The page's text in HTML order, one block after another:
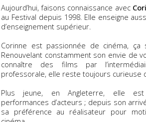
Aujourd’hui, faisons connaissance avec
au Festival depuis 1998. Elle enseigne
d’enseignement supérieur.
Corinne est passionnée de cinéma,
Renouvelant constamment son envie de
connaître des films par
professorale, elle reste toujours curieuse
Plus jeune, en Angleterre, elle
performances d’acteurs ; depuis son
sa préférence au réalisateur pour